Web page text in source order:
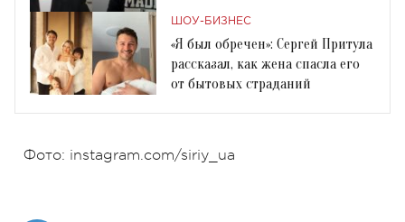
ШОУ-БИЗНЕС
«Я был обречен»: Сергей Притула
рассказал, как жена спасла его
от бытовых страданий
Фото: instagram.com/siriy_ua